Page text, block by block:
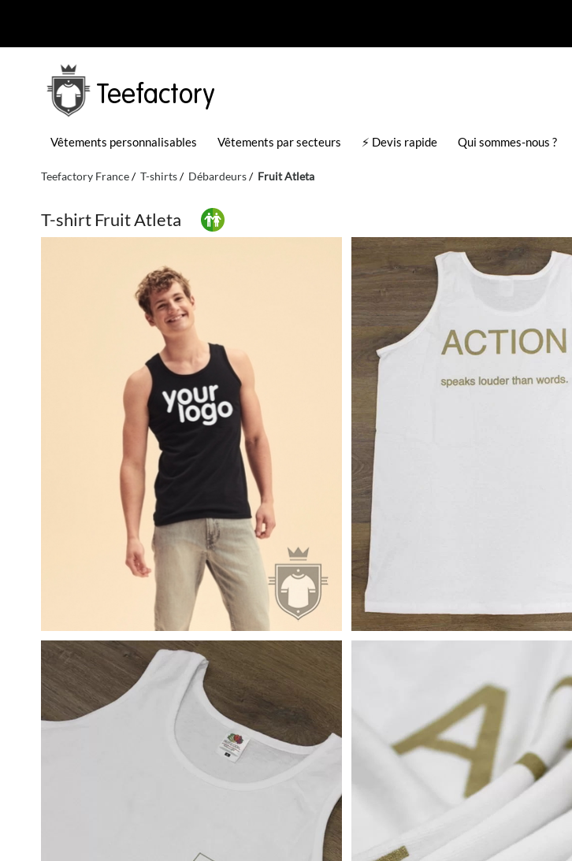
Teefactory
Vêtements personnalisables Vêtements par secteurs ⚡ Devis rapide Qui sommes-nous ?
Teefactory France T-shirts Débardeurs Fruit Atleta
T-shirt Fruit Atleta